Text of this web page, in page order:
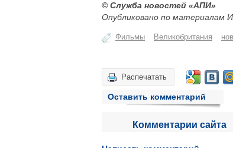
© Служба новостей «АПИ»
Опубликовано по материалам
Фильмы Великобритания
Распечатать
Оставить комментарий
Комментарии сайта